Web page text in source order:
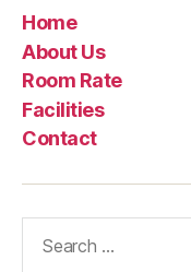
Home
About Us
Room Rate
Facilities
Contact